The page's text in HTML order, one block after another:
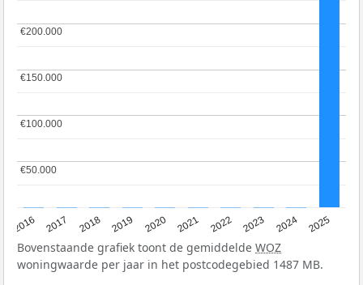
2016 2017 2018 2019 2020 2021 2022 2023 2024 2025
€50.000
€50.000
€100.000
€100.000
€150.000
€150.000
€200.000
€200.000
Bovenstaande grafiek toont de gemiddelde WOZ
woningwaarde per jaar in het postcodegebied 1487 MB.